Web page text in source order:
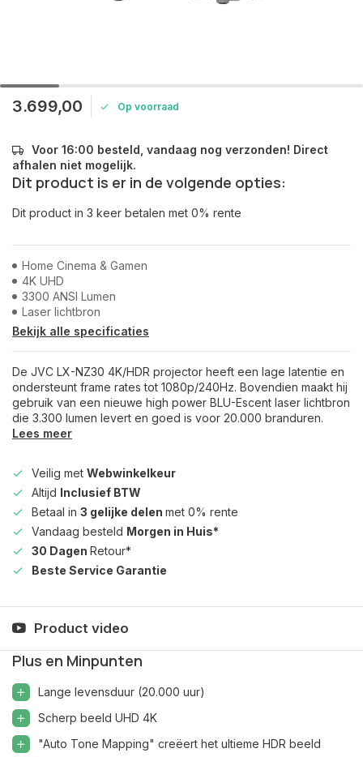
3.699,00 Op voorraad
Voor 16:00 besteld, vandaag nog verzonden! Direct
afhalen niet mogelijk.
Dit product is er in de volgende opties:
Dit product in 3 keer betalen met 0% rente
Home Cinema & Gamen
4K UHD
3300 ANSI Lumen
Laser lichtbron
Bekijk alle specificaties
De JVC LX-NZ30 4K/HDR projector heeft een lage latentie en
ondersteunt frame rates tot 1080p/240Hz. Bovendien maakt hij
gebruik van een nieuwe high power BLU-Escent laser lichtbron
die 3.300 lumen levert en goed is voor 20.000 branduren.
Lees meer
Veilig met Webwinkelkeur
Altijd Inclusief BTW
Betaal in 3 gelijke delen met 0% rente
Vandaag besteld Morgen in Huis*
30 Dagen Retour*
Beste Service Garantie
Product video
Plus en Minpunten
Lange levensduur (20.000 uur)
Scherp beeld UHD 4K
"Auto Tone Mapping" creëert het ultieme HDR beeld